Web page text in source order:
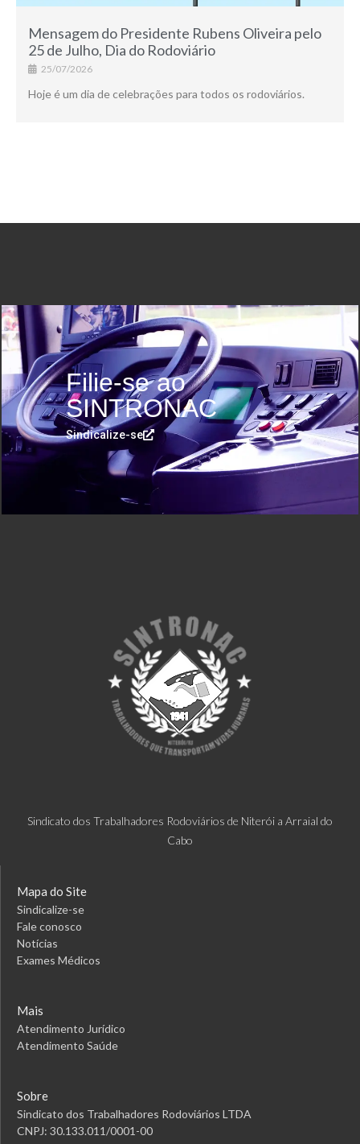
Mensagem do Presidente Rubens Oliveira pelo
25 de Julho, Dia do Rodoviário
25/07/2026
Hoje é um dia de celebrações para todos os rodoviários.
Filie-se ao
SINTRONAC
Sindicalize-se
Sindicato dos Trabalhadores Rodoviários de Niterói a Arraial do
Cabo
Mapa do Site
Sindicalize-se
Fale conosco
Notícias
Exames Médicos
Mais
Atendimento Jurídico
Atendimento Saúde
Sobre
Sindicato dos Trabalhadores Rodoviários LTDA
CNPJ: 30.133.011/0001-00